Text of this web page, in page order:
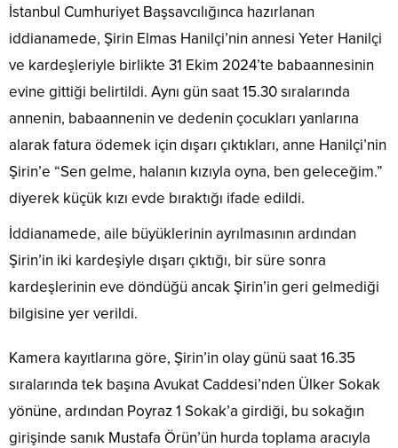
İstanbul Cumhuriyet Başsavcılığınca hazırlanan
iddianamede, Şirin Elmas Hanilçi’nin annesi Yeter Hanilçi
ve kardeşleriyle birlikte 31 Ekim 2024’te babaannesinin
evine gittiği belirtildi. Aynı gün saat 15.30 sıralarında
annenin, babaannenin ve dedenin çocukları yanlarına
alarak fatura ödemek için dışarı çıktıkları, anne Hanilçi’nin
Şirin’e “Sen gelme, halanın kızıyla oyna, ben geleceğim.”
diyerek küçük kızı evde bıraktığı ifade edildi.
İddianamede, aile büyüklerinin ayrılmasının ardından
Şirin’in iki kardeşiyle dışarı çıktığı, bir süre sonra
kardeşlerinin eve döndüğü ancak Şirin’in geri gelmediği
bilgisine yer verildi.
Kamera kayıtlarına göre, Şirin’in olay günü saat 16.35
sıralarında tek başına Avukat Caddesi’nden Ülker Sokak
yönüne, ardından Poyraz 1 Sokak’a girdiği, bu sokağın
girişinde sanık Mustafa Örün’ün hurda toplama aracıyla